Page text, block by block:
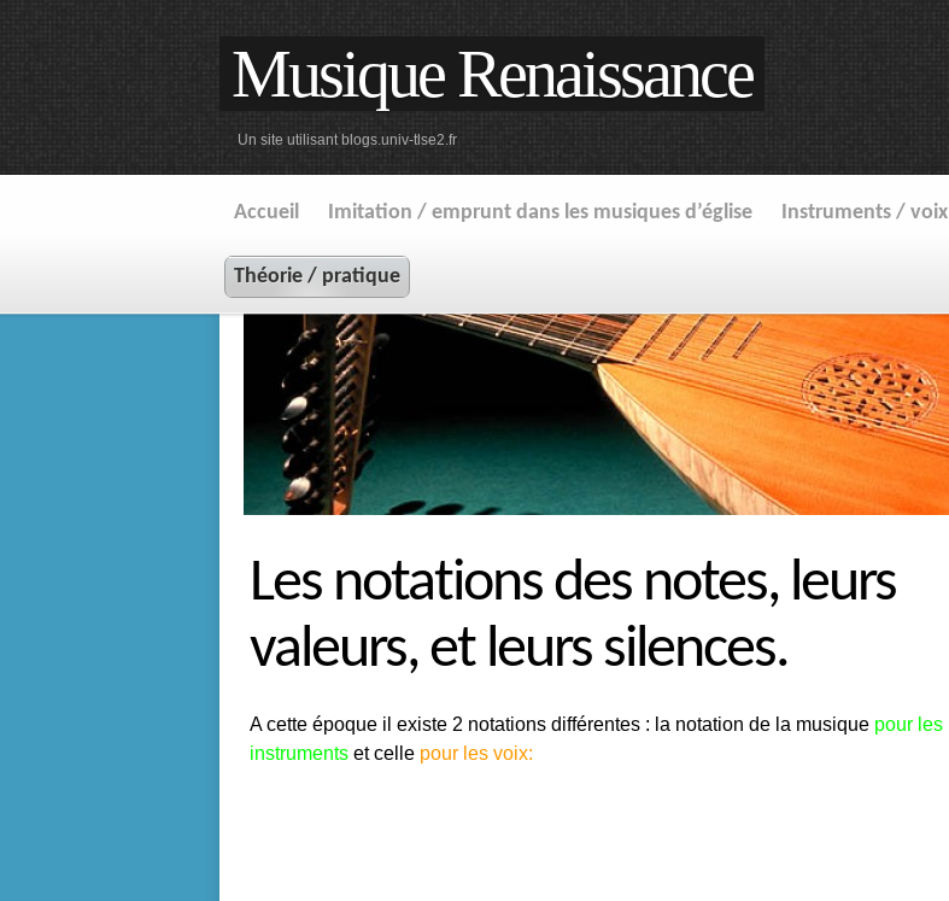
Musique Renaissance
Un site utilisant blogs.univ-tlse2.fr
Accueil Imitation / emprunt dans les musiques d’église Instruments / voix
Théorie / pratique
Les notations des notes, leurs
valeurs, et leurs silences.
A cette époque il existe 2 notations différentes : la notation de la musique pour les
instruments et celle pour les voix: